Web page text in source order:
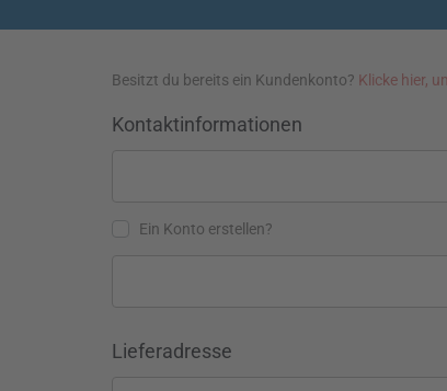
Besitzt du bereits ein Kundenkonto? Klicke hier,
Kontaktinformationen
Ein Konto erstellen?
Lieferadresse